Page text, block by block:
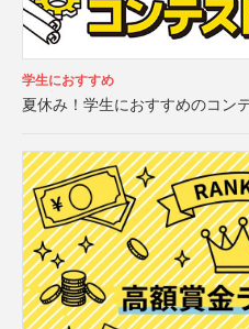
学生におすすめ
夏休み！学生におすすめのコン